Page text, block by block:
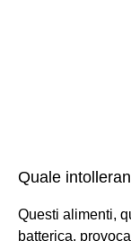
Quale
Questi alimenti,
batterica,